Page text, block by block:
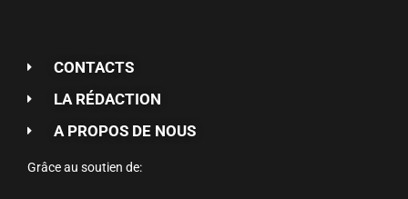
CONTACTS
LA RÉDACTION
A PROPOS DE NOUS
Grâce au soutien de: